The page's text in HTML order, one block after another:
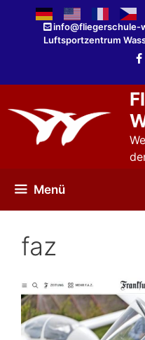
springen
info@fliegerschule-
Luftsportzentrum
Menü
faz